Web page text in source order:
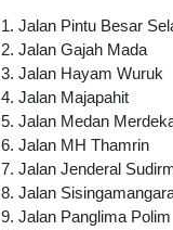
Jalan Pintu Besar
Jalan Gajah Mada
Jalan Hayam Wuruk
Jalan Majapahit
Jalan Medan
Jalan MH Thamrin
Jalan Jenderal
Jalan
Jalan Panglima Polim